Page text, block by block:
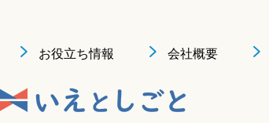
お役立ち情報 会社概要